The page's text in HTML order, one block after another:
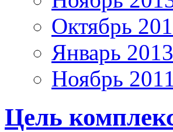
Октябрь
Январь 2013
Ноябрь 2011
Цель